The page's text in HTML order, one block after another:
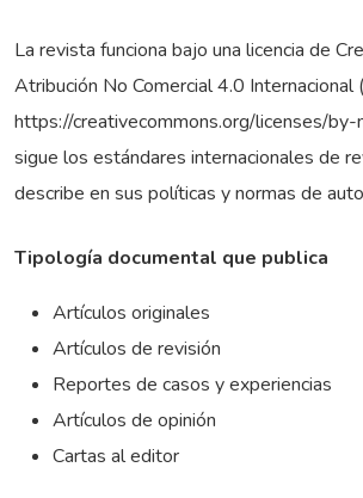
La revista funciona bajo una licencia de
Atribución No Comercial 4.0 Internacional
https://creativecommons.org/licenses/
sigue los estándares internacionales de
describe en sus políticas y normas de
Tipología documental que publica
Artículos originales
Artículos de revisión
Reportes de casos y experiencias
Artículos de opinión
Cartas al editor